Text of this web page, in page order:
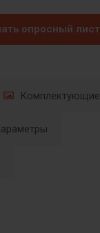
опросный лист
Комплектующие